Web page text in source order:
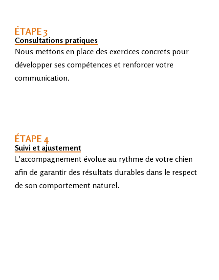
ÉTAPE 3
Consultations pratiques
Nous mettons en place des exercices concrets pour
développer ses compétences et renforcer votre
communication.
ÉTAPE 4
Suivi et ajustement
L’accompagnement évolue au rythme de votre chien
afin de garantir des résultats durables dans le respect
de son comportement naturel.